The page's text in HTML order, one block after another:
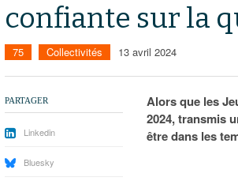
Services
confiante sur la
75 Collectivités 13 avril 2024
Alors que les
2024, transmis
être dans les
PARTAGER
Linkedin
Bluesky